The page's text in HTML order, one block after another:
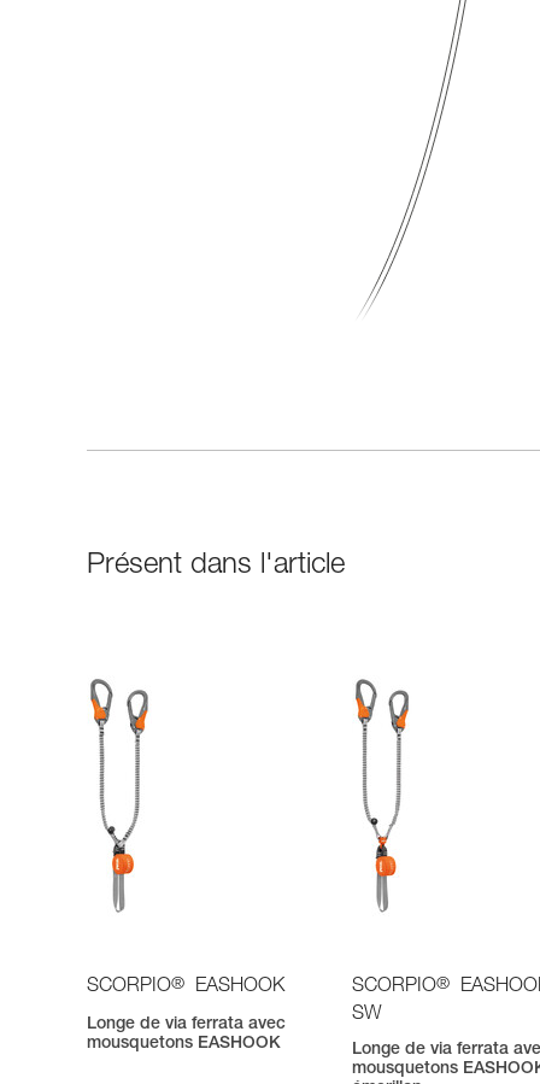
Présent dans l'article
SCORPIO® EASHOOK
Longe de via ferrata avec
mousquetons EASHOOK
SCORPIO®
SW
Longe de via ferrata
mousquetons